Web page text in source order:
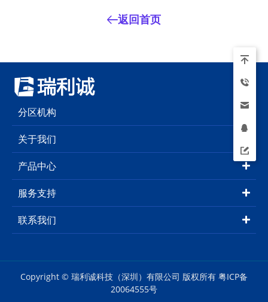
返回首页
分区机构
关于我们
产品中心
服务支持
联系我们
Copyright © 瑞利诚科技（深圳）有限公司 版权所有 粤ICP备
20064555号